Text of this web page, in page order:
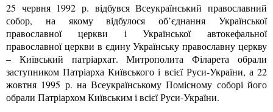
25 червня 1992 р. відбувся Всеукраїнський православний
собор, на якому відбулося об’єднання Української
православної церкви і Української автокефальної
православної церкви в єдину Українську православну церкву
– Київський патріархат. Митрополита Філарета обрали
заступником Патріарха Київського і всієї Руси-України, а 22
жовтня 1995 р. на Всеукраїнському Помісному соборі його
обрали Патріархом Київським і всієї Руси-України.